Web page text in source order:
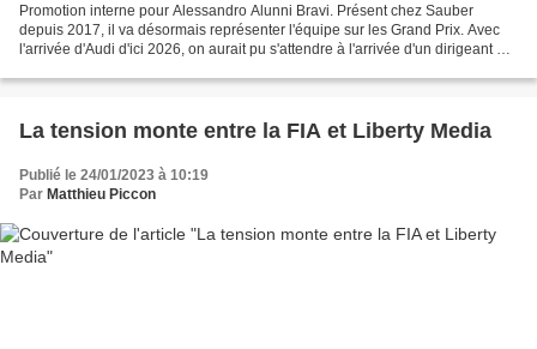
Promotion interne pour Alessandro Alunni Bravi. Présent chez Sauber
depuis 2017, il va désormais représenter l'équipe sur les Grand Prix. Avec
l'arrivée d'Audi d'ici 2026, on aurait pu s'attendre à l'arrivée d'un dirigeant en
La tension monte entre la FIA et Liberty Media
Publié le 24/01/2023 à 10:19
Par Matthieu Piccon